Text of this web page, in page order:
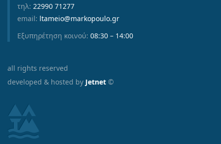
τηλ: 22990 71277
email: ltameio@markopoulo.gr
Εξυπηρέτηση κοινού: 08:30 – 14:00
all rights reserved
developed & hosted by Jetnet ©